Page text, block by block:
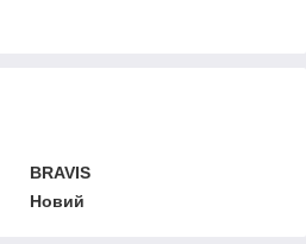
BRAVIS
Новий